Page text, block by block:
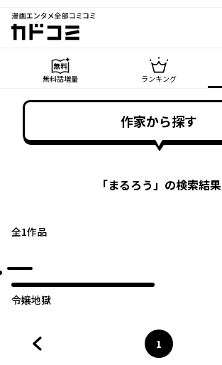
漫画エンタメ全部コミコミ
カドコミ
無料話増量 ランキング
作家から探す
「まるろう」の検索結果
全1作品
令嬢地獄
ページ
1
へ